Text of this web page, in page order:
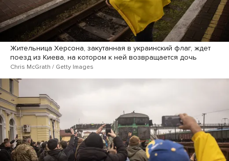
Жительница Херсона, закутанная в украинский флаг, ждет
поезд из Киева, на котором к ней возвращается дочь
Chris McGrath / Getty Images